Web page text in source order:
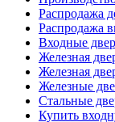
Распродажа
Распродажа
Входные
Железная
Железная
Железные
Стальные
Купить